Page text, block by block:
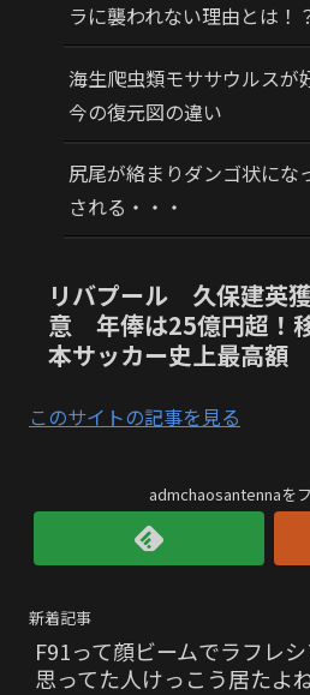
ラに襲われない理由とは！
海生爬虫類モササウルス
今の復元図の違い
尻尾が絡まりダンゴ状にな
される・・・
リバプール 久保建英
意 年俸は25億円超！
本サッカー史上最高額
このサイトの記事を見る
admchaosantennaを
新着記事
F91って顔ビームでラフレ
思ってた人けっこう居たよ